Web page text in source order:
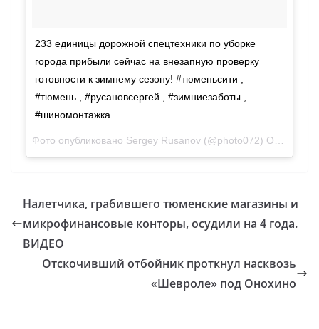
233 единицы дорожной спецтехники по уборке
города прибыли сейчас на внезапную проверку
готовности к зимнему сезону! #тюменьсити ,
#тюмень , #русановсергей , #зимниезаботы ,
#шиномонтажка
Фото опубликовано Sergey Rusanov (@photo072) Окт 12 2016 в 10:11 PDT
Налетчика, грабившего тюменские магазины и
микрофинансовые конторы, осудили на 4 года.
ВИДЕО
Отскочивший отбойник проткнул насквозь
«Шевроле» под Онохино